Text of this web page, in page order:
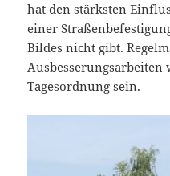
hat den stärksten
einer
Bildes nicht gibt.
Ausbesserungsarbeiten
Tagesordnung sein.